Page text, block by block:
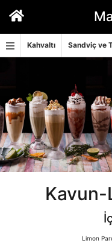
Kahvaltı Sandviç ve
Limon